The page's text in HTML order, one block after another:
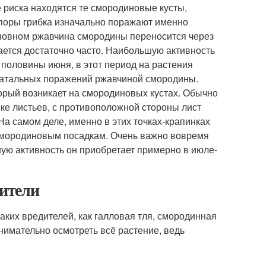
находятся те смородиновые кусты,
грибка изначально поражают именно
ржавчина смородины переносится через
достаточно часто. Наибольшую активность
июня, в этот период на растения
поражений ржавчиной смородины.
возникает на смородиновых кустах. Обычно
листьев, с противоположной стороны лист
деле, именно в этих точках-крапинках
посадкам. Очень важно вовремя
активность он приобретает примерно в июле-
вредителей, как галловая тля, смородинная
осмотреть всё растение, ведь